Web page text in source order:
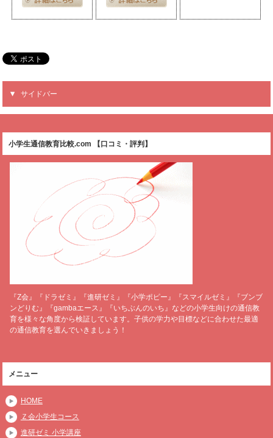
サイドバー
小学生通信教育比較.com 【口コミ・評判】
『Z会』『ドラゼミ』『進研ゼミ』『小学ポピー』『スマイルゼミ』『ブンブ
ンどりむ』『gambaエース』『いちぶんのいち』などの小学生向けの通信教
育を様々な角度から検証しています。子供の学力や目標などに合わせた最適
の通信教育を選んでいきましょう！
メニュー
HOME
Ｚ会小学生コース
進研ゼミ 小学講座